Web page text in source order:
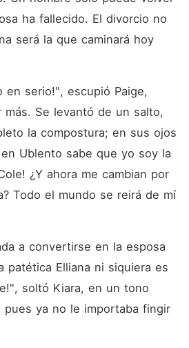
ha fallecido. El divorcio no
será la que caminará hoy
en serio!", escupió Paige,
más. Se levantó de un salto,
la compostura; en sus ojos
en Ublento sabe que yo soy la
¿Y ahora me cambian por
Todo el mundo se reirá de mí
a convertirse en la esposa
patética Elliana ni siquiera es
soltó Kiara, en un tono
pues ya no le importaba fingir